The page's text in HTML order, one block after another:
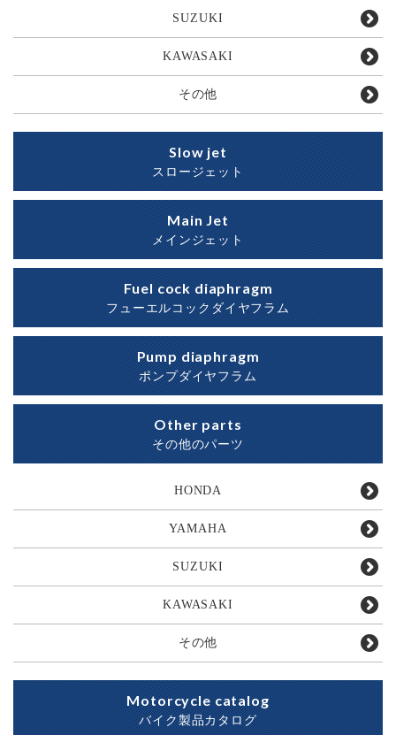
SUZUKI
KAWASAKI
その他
Slow jet
スロージェット
Main Jet
メインジェット
Fuel cock diaphragm
フューエルコックダイヤフラム
Pump diaphragm
ポンプダイヤフラム
Other parts
その他のパーツ
HONDA
YAMAHA
SUZUKI
KAWASAKI
その他
Motorcycle catalog
バイク製品カタログ